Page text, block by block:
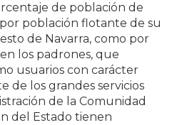
de población de
población flotante de su
de Navarra, como por
los padrones, que
usuarios con carácter
de los grandes servicios
de la Comunidad
del Estado tienen